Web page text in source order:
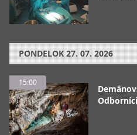
PONDELOK 27. 07. 2026
15:00